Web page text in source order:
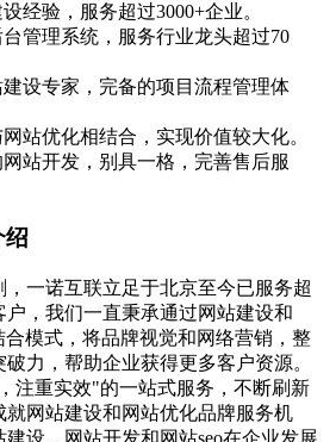
经验，服务超过3000+企业。
管理系统，服务行业龙头超过70
设专家，完备的项目流程管理体
站优化相结合，实现价值较大化。
站开发，别具一格，完善售后服
绍
，一诺互联立足于北京至今已服务超
户，我们一直秉承通过网站建设和
合模式，将品牌视觉和网络营销，整
力，帮助企业获得更多客户资源。
注重实效"的一站式服务，不断刷新
就网站建设和网站优化品牌服务机
设，网站开发和网站seo在企业发展